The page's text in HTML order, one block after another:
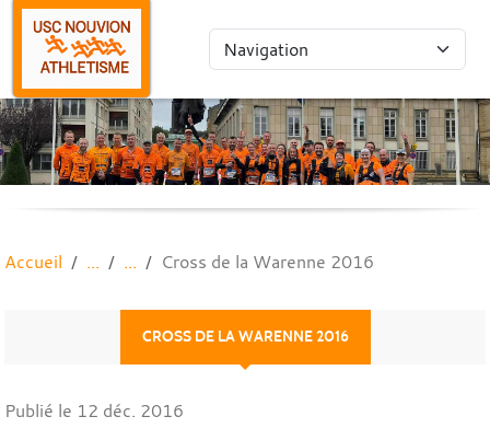
Accueil Cross de la Warenne 2016
CROSS DE LA WARENNE 2016
Publié le 12 déc. 2016
Panneau de gestion des cookies